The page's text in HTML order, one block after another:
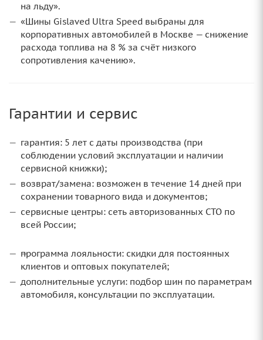
на льду».
«Шины Gislaved Ultra Speed выбраны для
корпоративных автомобилей в Москве — снижение
расхода топлива на 8 % за счёт низкого
сопротивления качению».
Гарантии и сервис
гарантия: 5 лет с даты производства (при
соблюдении условий эксплуатации и наличии
сервисной книжки);
возврат/замена: возможен в течение 14 дней при
сохранении товарного вида и документов;
сервисные центры: сеть авторизованных СТО по
всей России;
программа лояльности: скидки для постоянных
клиентов и оптовых покупателей;
дополнительные услуги: подбор шин по параметрам
автомобиля, консультации по эксплуатации.